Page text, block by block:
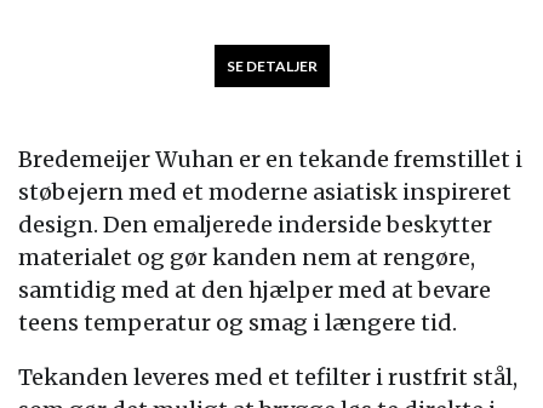
Bredemeijer Wuhan er en tekande fremstillet i
støbejern med et moderne asiatisk inspireret
design. Den emaljerede inderside beskytter
materialet og gør kanden nem at rengøre,
samtidig med at den hjælper med at bevare
teens temperatur og smag i længere tid.
Tekanden leveres med et tefilter i rustfrit stål,
SE DETALJER